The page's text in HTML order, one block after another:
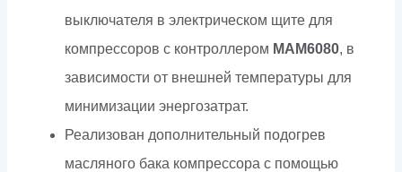
выключателя в электрическом щите для
компрессоров с контроллером МАМ6080, в
зависимости от внешней температуры для
минимизации энергозатрат.
Реализован дополнительный подогрев
масляного бака компрессора с помощью